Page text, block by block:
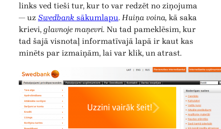
links ved tieši tur, kur to var redzēt no ziņojuma
— uz Swedbank sākumlapu. Huiņa voina, kā saka
krievi, glavnoje maņevri. Nu tad pameklēsim, kur
tad šajā visnotaļ informatīvajā lapā ir kaut kas
minēts par izmaiņām, lai var klik, un atrast.